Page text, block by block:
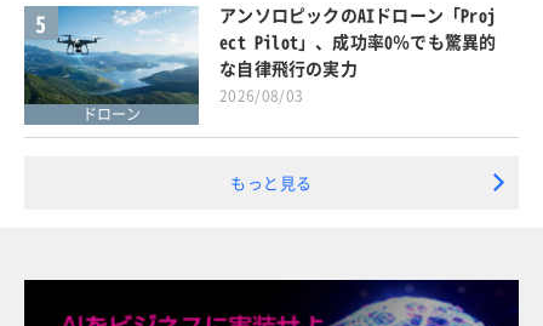
5
ドローン
アンソロピックのAIドローン「Proj
ect Pilot」、成功率0％でも驚異的
な自律飛行の実力
2026/08/03
もっと見る